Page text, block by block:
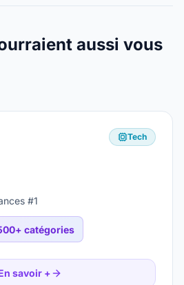
aussi vous
Tech
#1
catégories
savoir +